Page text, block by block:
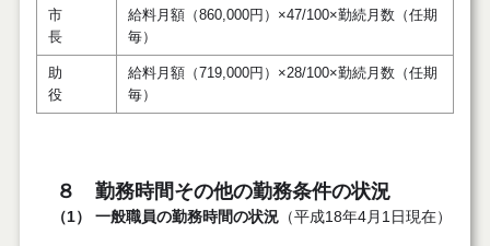
市
長
給料月額（860,000円）×47/100×勤続月数（任期
毎）
助
役
給料月額（719,000円）×28/100×勤続月数（任期
毎）
８ 勤務時間その他の勤務条件の状況
（1） 一般職員の勤務時間の状況（平成18年4月1日現在）